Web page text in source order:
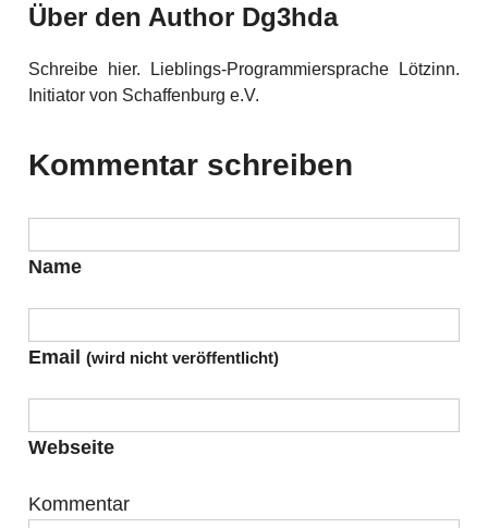
Über den Author Dg3hda
Schreibe hier. Lieblings-Programmiersprache Lötzinn.
Initiator von Schaffenburg e.V.
Kommentar schreiben
Name
Email (wird nicht veröffentlicht)
Webseite
Kommentar